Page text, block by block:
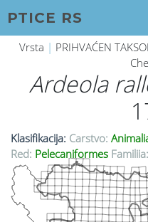
PTICE RS
Vrsta | PRIHVAĆEN
Ardeola
Klasifikacija: Carstvo:
Red: Pelecaniformes Familija: